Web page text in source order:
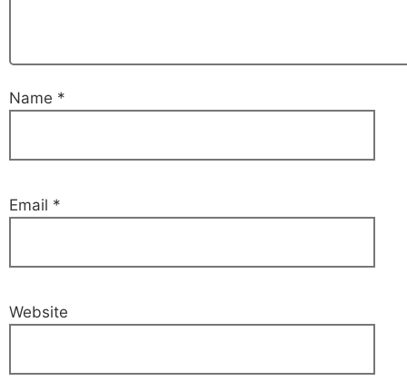
Name *
Email *
Website